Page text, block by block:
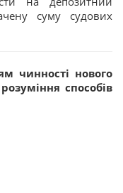
суму судових
чинності нового
способів